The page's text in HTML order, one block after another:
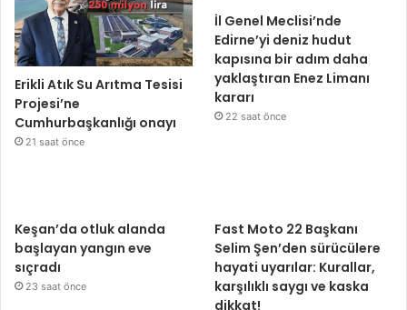
Erikli Atık Su Arıtma Tesisi
Projesi’ne
Cumhurbaşkanlığı onayı
21 saat önce
İl Genel Meclisi’nde
Edirne’yi deniz hudut
kapısına bir adım daha
yaklaştıran Enez Limanı
kararı
22 saat önce
Keşan’da otluk alanda
başlayan yangın eve
sıçradı
23 saat önce
Fast Moto 22 Başkanı
Selim Şen’den sürücülere
hayati uyarılar: Kurallar,
karşılıklı saygı ve kaska
dikkat!